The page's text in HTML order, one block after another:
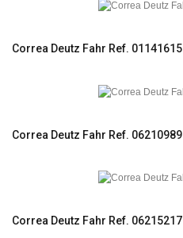
Correa Deutz Fahr Ref. 01141615
Correa Deutz Fahr Ref. 06210989
Correa Deutz Fahr Ref. 06215217